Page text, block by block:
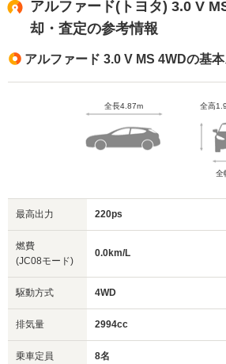
アルファード(トヨタ) 3.0 V
却・査定の参考情報
アルファード 3.0 V MS 4WDの基
全長4.87m 全高
全
最高出力 220ps
燃費
(JC08モード)
0.0km/L
駆動方式 4WD
排気量 2994cc
乗車定員 8名